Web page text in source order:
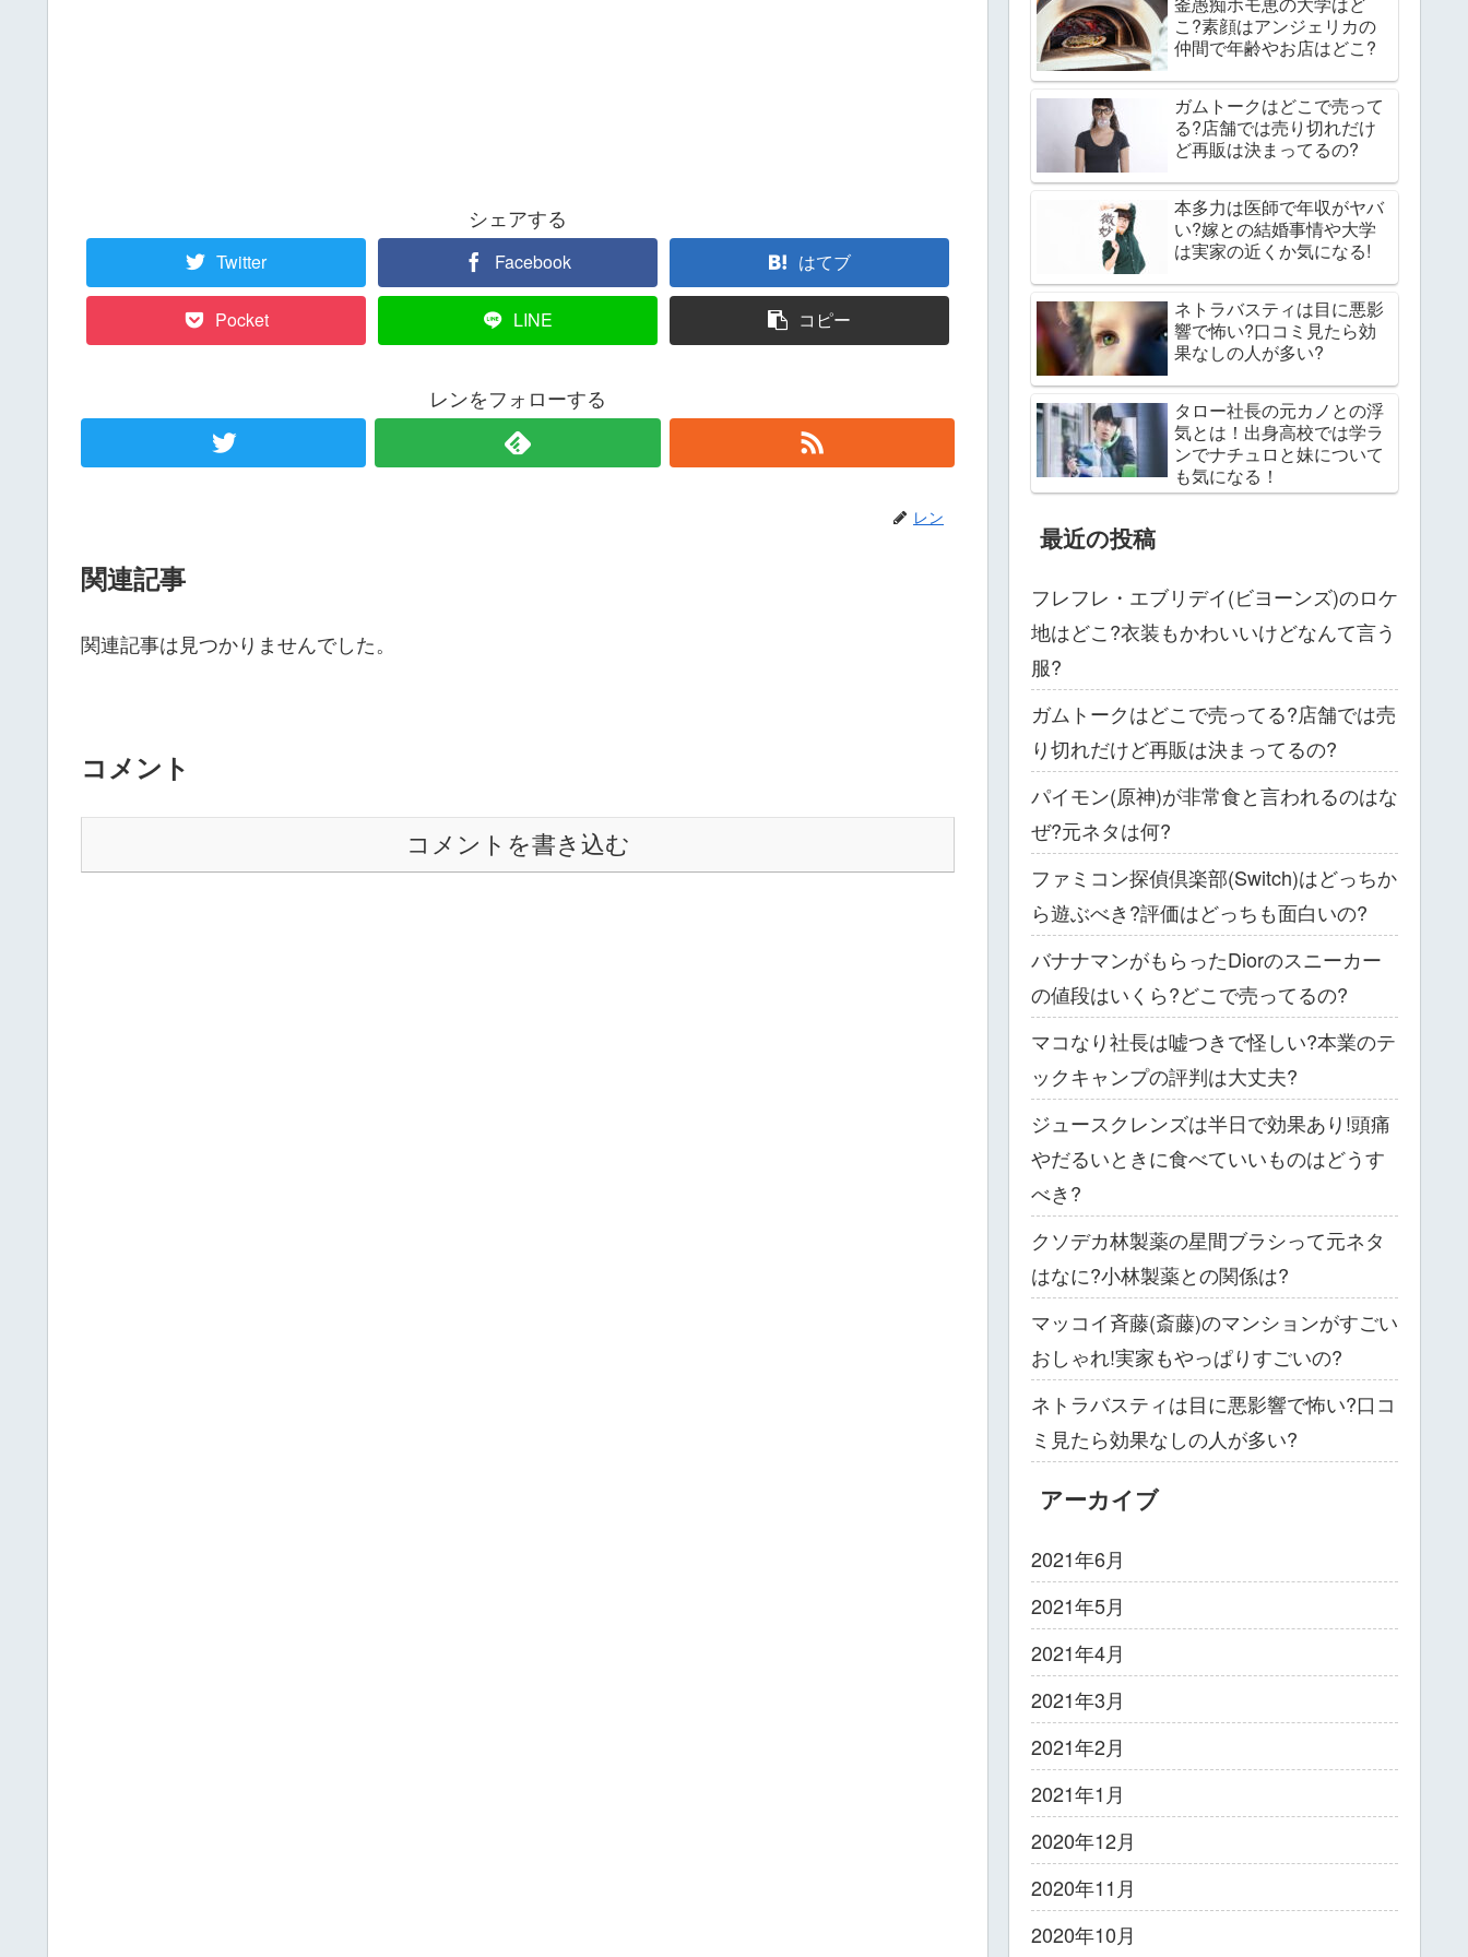
シェアする
Twitter Facebook はてブ
Pocket LINE コピー
レンをフォローする
レン
関連記事
関連記事は見つかりませんでした。
コメント
コメントを書き込む
こ?素顔はアンジェリカの
仲間で年齢やお店はどこ?
ガムトークはどこで売って
る?店舗では売り切れだけ
ど再販は決まってるの?
本多力は医師で年収がヤバ
い?嫁との結婚事情や大学
は実家の近くか気になる!
ネトラバスティは目に悪影
響で怖い?口コミ見たら効
果なしの人が多い?
タロー社長の元カノとの浮
気とは！出身高校では学ラ
ンでナチュロと妹について
も気になる！
最近の投稿
フレフレ・エブリデイ(ビヨーンズ)のロケ
地はどこ?衣装もかわいいけどなんて言う
服?
ガムトークはどこで売ってる?店舗では売
り切れだけど再販は決まってるの?
パイモン(原神)が非常食と言われるのはな
ぜ?元ネタは何?
ファミコン探偵倶楽部(Switch)はどっちか
ら遊ぶべき?評価はどっちも面白いの?
バナナマンがもらったDiorのスニーカー
の値段はいくら?どこで売ってるの?
マコなり社長は嘘つきで怪しい?本業のテ
ックキャンプの評判は大丈夫?
ジュースクレンズは半日で効果あり!頭痛
やだるいときに食べていいものはどうす
べき?
クソデカ林製薬の星間ブラシって元ネタ
はなに?小林製薬との関係は?
マッコイ斉藤(斎藤)のマンションがすごい
おしゃれ!実家もやっぱりすごいの?
ネトラバスティは目に悪影響で怖い?口コ
ミ見たら効果なしの人が多い?
アーカイブ
2021年6月
2021年5月
2021年4月
2021年3月
2021年2月
2021年1月
2020年12月
2020年11月
2020年10月